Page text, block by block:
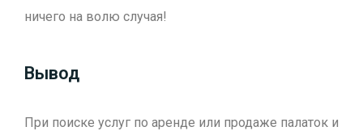
ничего на волю случая!
Вывод
При поиске услуг по аренде или продаже палаток и